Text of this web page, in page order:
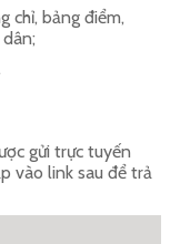
chỉ, bảng điểm,
gửi trực tuyến
vào link sau để trả